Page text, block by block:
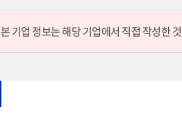
본 기업 정보는 해당 기업에서 직접 작성한